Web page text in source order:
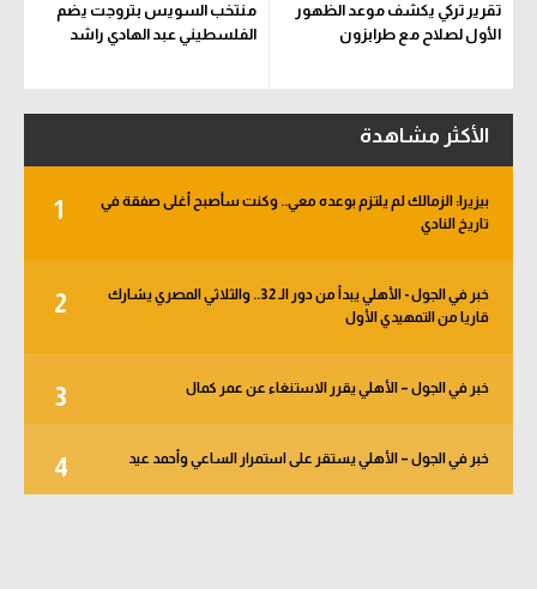
تقرير تركي يكشف موعد الظهور
الأول لصلاح مع طرابزون
منتخب السويس بتروجت يضم
الفلسطيني عبد الهادي راشد
الأكثر مشاهدة
1
بيزيرا: الزمالك لم يلتزم بوعده معي.. وكنت سأصبح أغلى صفقة في
تاريخ النادي
2
خبر في الجول - الأهلي يبدأ من دور الـ 32.. والثلاثي المصري يشارك
قاريا من التمهيدي الأول
3 خبر في الجول – الأهلي يقرر الاستنغاء عن عمر كمال
4 خبر في الجول – الأهلي يستقر على استمرار الساعي وأحمد عيد